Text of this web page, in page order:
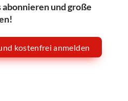
und große
kostenfrei anmelden